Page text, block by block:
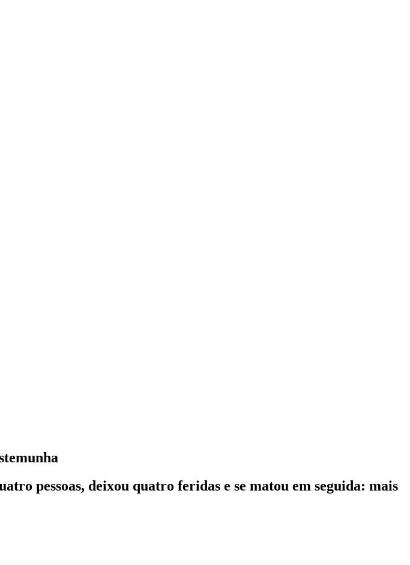
pessoas, deixou quatro feridas e se matou em seguida: mais